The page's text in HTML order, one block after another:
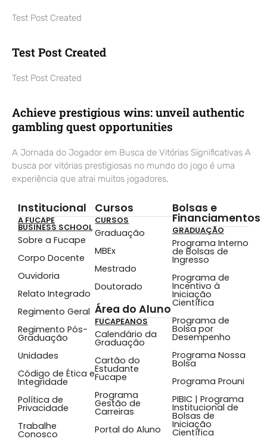
Test Post Created
Test Post Created
Test Post Created
Achieve prestigious wins: unveil authentic
gambling quest opportunities
A Jornada do Jogador em Busca de Vitórias Significativas A
busca por vitórias prestigiosas no mundo do jogo é uma
experiência que atrai muitos jogadores,
Institucional
A FUCAPE
BUSINESS SCHOOL
Sobre a Fucape
Corpo Docente
Ouvidoria
Relato Integrado
Regimento Geral
Regimento Pós-
Graduação
Unidades
Código de Ética e
Integridade
Política de
Privacidade
Trabalhe
Conosco
Cursos
CURSOS
Graduação
MBEx
Mestrado
Doutorado
Área do Aluno
FUCAPEANOS
Calendário da
Graduação
Cartão do
Estudante
Fucape
Programa
Gestão de
Carreiras
Portal do Aluno
Bolsas e
Financiamentos
GRADUAÇÃO
Programa Interno
de Bolsas de
Ingresso
Programa de
Incentivo à
Iniciação
Científica
Programa de
Bolsa por
Desempenho
Programa Nossa
Bolsa
Programa Prouni
PIBIC | Programa
Institucional de
Bolsas de
Iniciação
Científica